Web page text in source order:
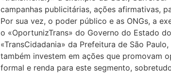
campanhas publicitárias, ações afirmativas,
Por sua vez, o poder público e as ONGs, a
o «OportunizTrans» do Governo do Estado
«TransCidadania» da Prefeitura de São
também investem em ações que promovam
formal e renda para este segmento,